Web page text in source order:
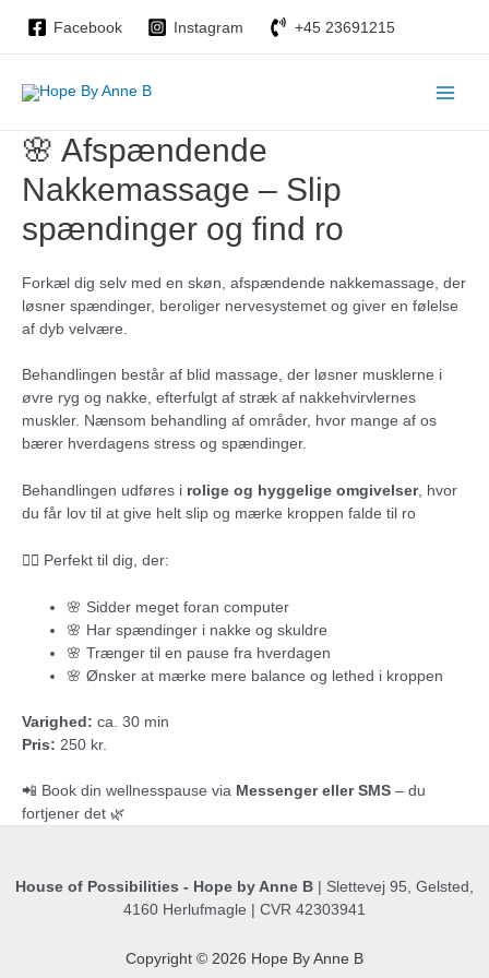
Facebook Instagram +45 23691215
🌸 Afspændende
Nakkemassage – Slip
spændinger og find ro
Forkæl dig selv med en skøn, afspændende nakkemassage, der
løsner spændinger, beroliger nervesystemet og giver en følelse
af dyb velvære.
Behandlingen består af blid massage, der løsner musklerne i
øvre ryg og nakke, efterfulgt af stræk af nakkehvirvlernes
muskler. Nænsom behandling af områder, hvor mange af os
bærer hverdagens stress og spændinger.
Behandlingen udføres i rolige og hyggelige omgivelser, hvor
du får lov til at give helt slip og mærke kroppen falde til ro
💆‍♀️ Perfekt til dig, der:
🌸 Sidder meget foran computer
🌸 Har spændinger i nakke og skuldre
🌸 Trænger til en pause fra hverdagen
🌸 Ønsker at mærke mere balance og lethed i kroppen
Varighed: ca. 30 min
Pris: 250 kr.
📲 Book din wellnesspause via Messenger eller SMS – du
fortjener det 🌿
House of Possibilities - Hope by Anne B | Slettevej 95, Gelsted,
4160 Herlufmagle | CVR 42303941
Copyright © 2026 Hope By Anne B